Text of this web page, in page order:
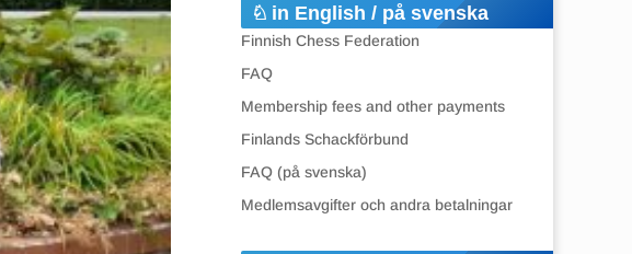
in English / på svenska
Finnish Chess Federation
FAQ
Membership fees and other payments
Finlands Schackförbund
FAQ (på svenska)
Medlemsavgifter och andra betalningar